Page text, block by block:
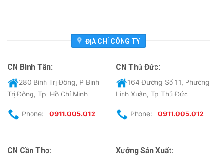
ĐỊA CHỈ CÔNG TY
CN Bình Tân:
280 Bình Trị Đông, P Bình
Trị Đông, Tp. Hồ Chí Minh
Phone: 0911.005.012
CN Thủ Đức:
164 Đường Số 11, Phường
Linh Xuân, Tp Thủ Đức
Phone: 0911.005.012
CN Cần Thơ: Xưởng Sản Xuất: